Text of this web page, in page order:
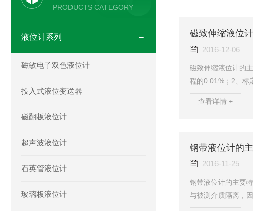
PRODUCTS CATEGORY
液位计系列
磁敏电子双色液位计
投入式液位变送器
磁翻板液位计
超声波液位计
石英管液位计
玻璃板液位计
磁致伸缩液位
2016-12-06
磁致伸缩液位计的
程的0.01%；2、标
双室结构，电子部
及温度输出；8、界
ui大207Bar，标...
查看详情 +
钢带液位计的
2016-11-25
钢带液位计的主要
与被测介质隔离，